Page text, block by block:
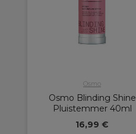
Osmo
Osmo Blinding Shine
Pluistemmer 40ml
16,99 €